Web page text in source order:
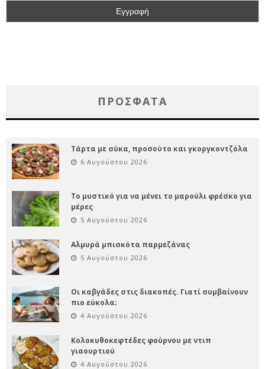
ΠΡΌΣΦΑΤΑ
Τάρτα με σύκα, προσούτο και γκοργκοντζόλα
6 Αυγούστου 2026
Το μυστικό για να μένει το μαρούλι φρέσκο για
μέρες
5 Αυγούστου 2026
Αλμυρά μπισκότα παρμεζάνας
5 Αυγούστου 2026
Οι καβγάδες στις διακοπές. Γιατί συμβαίνουν
πιο εύκολα;
4 Αυγούστου 2026
Κολοκυθοκεφτέδες φούρνου με ντιπ
γιαουρτιού
4 Αυγούστου 2026